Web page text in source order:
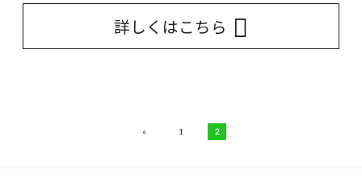
詳しくはこちら
« 1 2